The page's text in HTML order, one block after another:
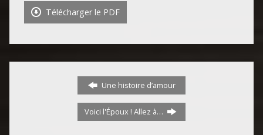
Télécharger le PDF
Une histoire d’amour
Voici l'Époux ! Allez à…